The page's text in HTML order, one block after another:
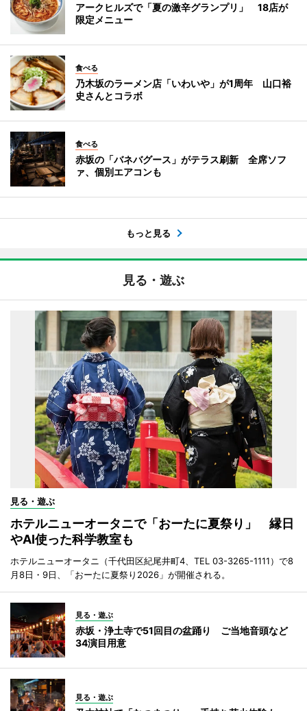
アークヒルズで「夏の激辛グランプリ」 18店が
限定メニュー
食べる
乃木坂のラーメン店「いわいや」が1周年 山口裕
史さんとコラボ
食べる
赤坂の「バネバグース」がテラス刷新 全席ソフ
ァ、個別エアコンも
もっと見る
見る・遊ぶ
見る・遊ぶ
ホテルニューオータニで「おーたに夏祭り」 縁日
やAI使った科学教室も
ホテルニューオータニ（千代田区紀尾井町4、TEL 03-3265-1111）で8
月8日・9日、「おーたに夏祭り2026」が開催される。
見る・遊ぶ
赤坂・浄土寺で51回目の盆踊り ご当地音頭など
34演目用意
見る・遊ぶ